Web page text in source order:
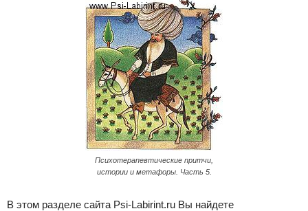
Психотерапевтические притчи,
истории и метафоры. Часть 5.
В этом разделе сайта Psi-Labirint.ru Вы найдете